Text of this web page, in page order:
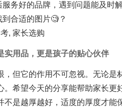
务好的品牌，遇到问题能及时解
合适的图片🧐？
, 家长选购
实用品，更是孩子的贴心伙伴
，但它的作用不可忽视。无论是
。希望今天的分享能帮助家长更
不是越厚越好，适度的厚度才能